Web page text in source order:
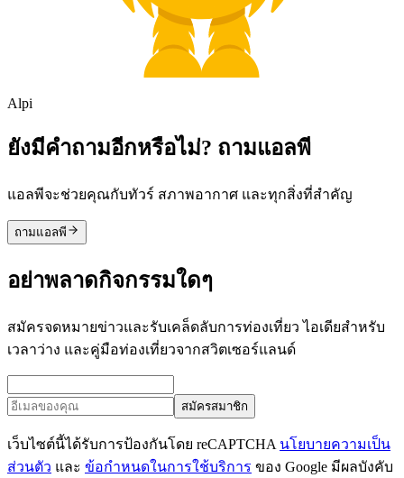
Alpi
ยังมีคำถามอีกหรือไม่? ถามแอลพี
แอลพีจะช่วยคุณกับทัวร์ สภาพอากาศ และทุกสิ่งที่สำคัญ
ถามแอลพี
อย่าพลาดกิจกรรมใดๆ
สมัครจดหมายข่าวและรับเคล็ดลับการท่องเที่ยว ไอเดียสำหรับ
เวลาว่าง และคู่มือท่องเที่ยวจากสวิตเซอร์แลนด์
สมัครสมาชิก
เว็บไซต์นี้ได้รับการป้องกันโดย reCAPTCHA นโยบายความเป็น
ส่วนตัว และ ข้อกำหนดในการใช้บริการ ของ Google มีผลบังคับ